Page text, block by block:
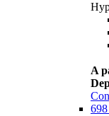
A